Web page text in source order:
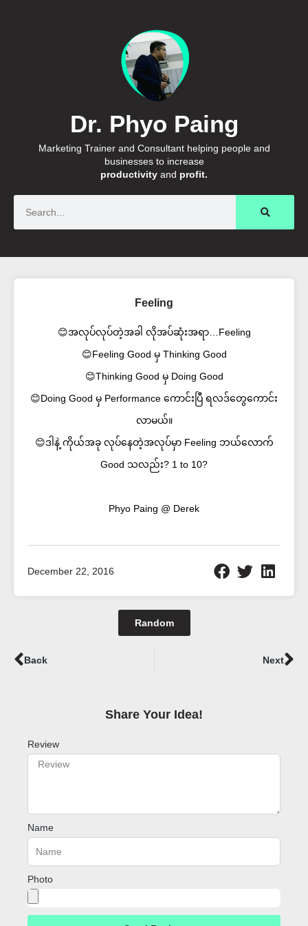
Dr. Phyo Paing
Marketing Trainer and Consultant helping people and
businesses to increase
productivity and profit.
Feeling
😊အလုပ်လုပ်တဲ့အခါ လိုအပ်ဆုံးအရာ…Feeling
😊Feeling Good မှ Thinking Good
😊Thinking Good မှ Doing Good
😊Doing Good မှ Performance ကောင်းပြီ ရလဒ်တွေကောင်း
လာမယ်။
😊ဒါနဲ့ ကိုယ်အခု လုပ်နေတဲ့အလုပ်မှာ Feeling ဘယ်လောက်
Good သလည်း? 1 to 10?
Phyo Paing @ Derek
December 22, 2016
Random
Prev
Back Next
Share Your Idea!​
Review
Name
Photo